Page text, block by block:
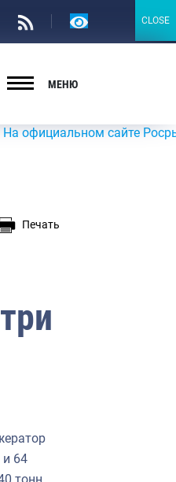
Версия
МЕНЮ
сайте
Печать
и 64
CLOSE
CLOSE